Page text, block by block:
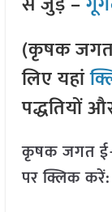
(कृषक
लिए यहां
पद्धतियों
कृषक जगत ई-
पर क्लिक करें: